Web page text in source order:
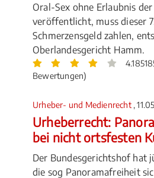
Oral-Sex ohne Erlaubnis
veröffentlicht, muss dieser
Schmerzensgeld zahlen,
Oberlandesgericht Hamm.
Bewertungen)
Urheber- und Medienrecht ,
Urheberrecht:
bei nicht ortsfesten
Der Bundesgerichtshof hat
die sog Panoramafreiheit